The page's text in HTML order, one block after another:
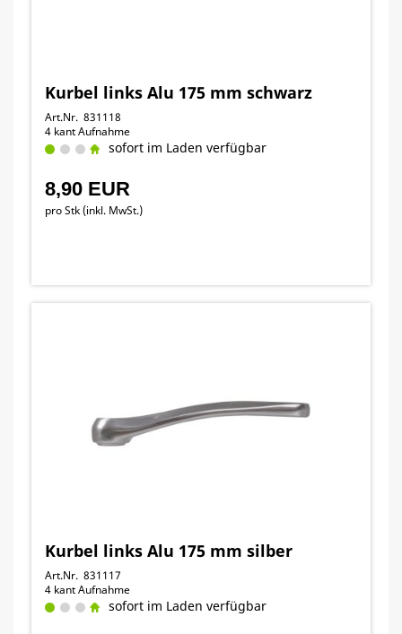
Kurbel links Alu 175 mm schwarz
Art.Nr. 831118
4 kant Aufnahme
sofort im Laden verfügbar
8,90 EUR
pro Stk (inkl. MwSt.)
Kurbel links Alu 175 mm silber
Art.Nr. 831117
4 kant Aufnahme
sofort im Laden verfügbar